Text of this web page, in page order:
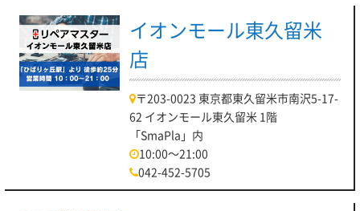
イオンモール東久留米
店
〒203-0023 東京都東久留米市南沢5-17-
62 イオンモール東久留米 1階
「SmaPla」内
10:00～21:00
042-452-5705